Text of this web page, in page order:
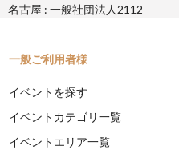
名古屋 : 一般社団法人2112
一般ご利用者様
イベントを探す
イベントカテゴリ一覧
イベントエリア一覧